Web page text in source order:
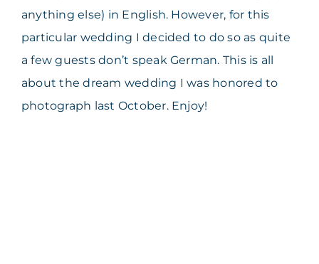
anything else) in English. However, for this
particular wedding I decided to do so as quite
a few guests don’t speak German. This is all
about the dream wedding I was honored to
photograph last October. Enjoy!